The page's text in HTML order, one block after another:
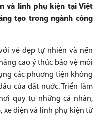
và linh phụ kiện tại Việt
tạo trong ngành công
vẻ đẹp tự nhiên và nền
cao ý thức bảo vệ môi
các phương tiện không
của đất nước. Triển lãm
quy tụ những cá nhân,
xe điện và linh phụ kiện từ